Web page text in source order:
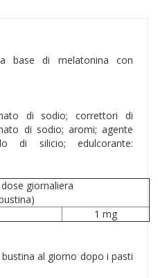
base di melatonina con
di sodio; correttori di
di sodio; aromi; agente
di silicio; edulcorante:
giornaliera
1 mg
al giorno dopo i pasti